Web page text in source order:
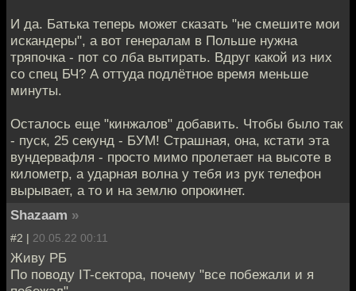
И да. Батька теперь может сказать "не смешите мои
искандеры", а вот генералам в Польше нужна
тряпочка - пот со лба вытирать. Вдруг какой из них
со спец БЧ? А оттуда подлётное время меньше
минуты.
Осталось еще "кинжалов" добавить. Чтобы было так
- пуск, 25 секунд - БУМ! Страшная, она, кстати эта
вундервафля - просто мимо пролетает на высоте в
километр, а ударная волна у тебя из рук телефон
вырывает, а то и на землю опрокинет.
Shazaam »
#2 | 20.05.22 00:11
Живу РБ
По поводу IT-сектора, почему "все побежали и я